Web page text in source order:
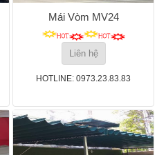
Mái Vòm MV24
Liên hệ
HOTLINE: 0973.23.83.83